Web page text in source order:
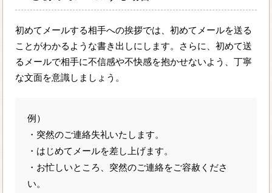
初めてメールする相手への挨拶では、初めてメールを送る
ことがわかるような書き出しにします。さらに、初めて送
るメールで相手に不信感や不快感を抱かせないよう、丁寧
な文面を意識しましょう。
例）
・突然のご連絡失礼いたします。
・はじめてメールを差し上げます。
・お忙しいところ、突然のご連絡をご容赦くださ
い。